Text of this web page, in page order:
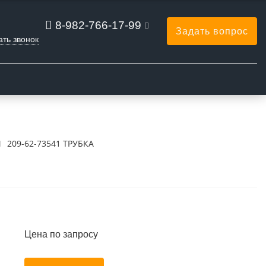
8-982-766-17-99
звонок
Задать вопрос
209-62-73541 ТРУБКА
Цена по запросу